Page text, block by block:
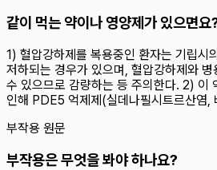
같이 먹는 약이나 영양제가 있으면요
1) 혈압강하제를 복용중인 환자는 기립시
저하되는 경우가 있으며, 혈압강하제와
수 있으므로 감량하는 등 주의한다. 2) 이
인해 PDE5 억제제(실데나필시트르산염,
부작용 원문
부작용은 무엇을 봐야 하나요?